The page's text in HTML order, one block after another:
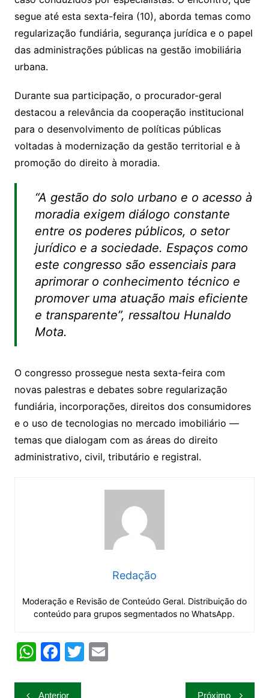
segue até esta sexta-feira (10), aborda temas como
regularização fundiária, segurança jurídica e o papel
das administrações públicas na gestão imobiliária
urbana.
Durante sua participação, o procurador-geral
destacou a relevância da cooperação institucional
para o desenvolvimento de políticas públicas
voltadas à modernização da gestão territorial e à
promoção do direito à moradia.
“A gestão do solo urbano e o acesso à
moradia exigem diálogo constante
entre os poderes públicos, o setor
jurídico e a sociedade. Espaços como
este congresso são essenciais para
aprimorar o conhecimento técnico e
promover uma atuação mais eficiente
e transparente”, ressaltou Hunaldo
Mota.
O congresso prossegue nesta sexta-feira com
novas palestras e debates sobre regularização
fundiária, incorporações, direitos dos consumidores
e o uso de tecnologias no mercado imobiliário —
temas que dialogam com as áreas do direito
administrativo, civil, tributário e registral.
Redação
Moderação e Revisão de Conteúdo Geral. Distribuição do
conteúdo para grupos segmentados no WhatsApp.
W
at
F
c
T E
Navegação
Anterior Próximo